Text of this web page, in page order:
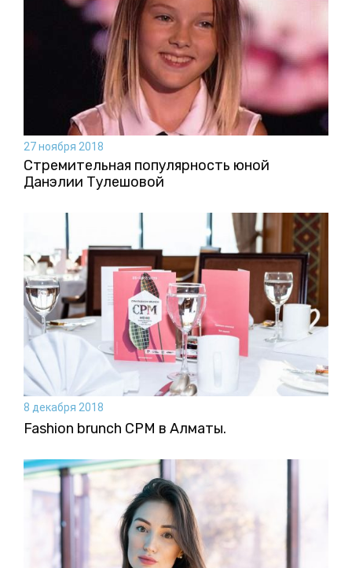
27 ноября 2018
Стремительная популярность юной
Данэлии Тулешовой
8 декабря 2018
Fashion brunch CPM в Алматы.